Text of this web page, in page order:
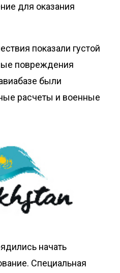
для оказания
показали густой
повреждения
были
расчеты и военные
начать
Специальная